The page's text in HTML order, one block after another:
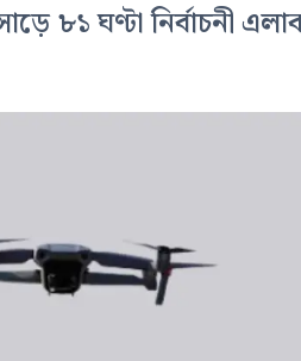
৮১ ঘণ্টা নির্বাচনী